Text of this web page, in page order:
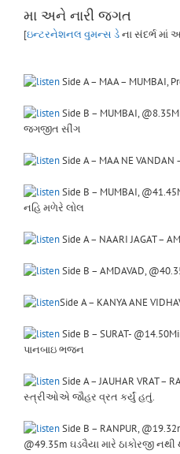
મા અને નારી જગત
[ઇન્ટરનેશનલ વુમન્સ ડેના સંદર્ભ
Side A – MAA – MUMBAI,
Side B – MUMBAI,
જગજીત સીંગ
Side A – MAA NE
Side B – MUMBAI,
નહિ મળેરે લોલ
Side A – NAARI JAGAT –
Side B – AMDAVAD,
Side A – KANYA ANE
Side B – SURAT-
પાનબાઇ ભજન
Side A – JAUHAR VRAT –
સ્ત્રીઓએ જૌહર વ્રત કર્યું હતું.
Side B – RANPUR,
@49.35m ઘડવૈયા મારે ઠાકોરજી નથી